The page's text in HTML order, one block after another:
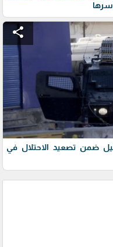
share
ضمن تصعيد الاحتلال في